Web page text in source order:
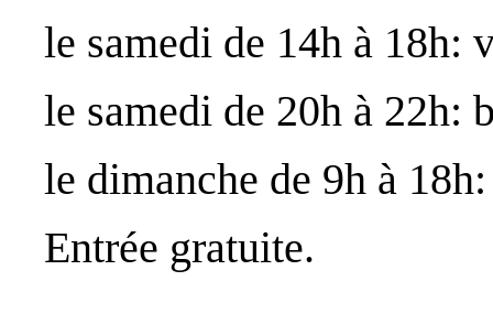
le samedi de 14h à 18h:
le samedi de 20h à 22h:
le dimanche de 9h à
Entrée gratuite.